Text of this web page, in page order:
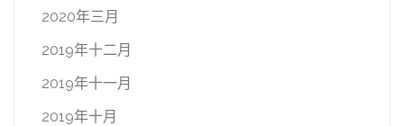
2020年三月
2019年十二月
2019年十一月
2019年十月